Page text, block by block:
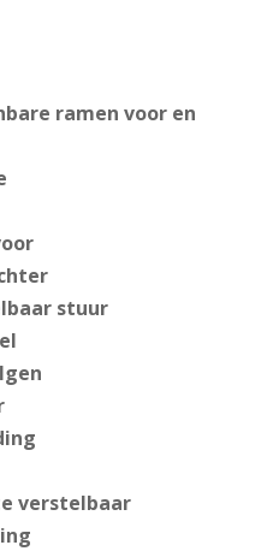
ramen voor en
stuur
verstelbaar